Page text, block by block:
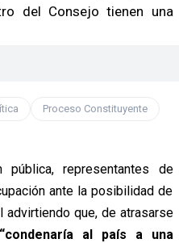
del Consejo tienen una
Proceso Constituyente
representantes de
ante la posibilidad de
advirtiendo que, de atrasarse
“condenaría al país a una